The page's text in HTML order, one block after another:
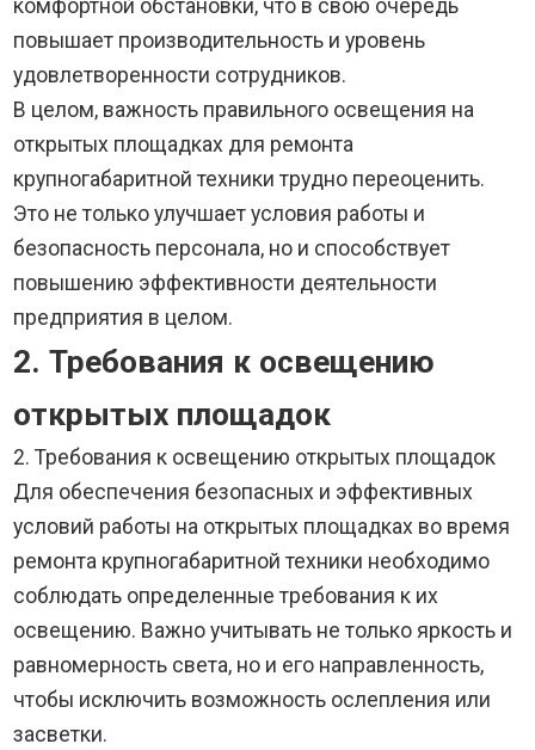
комфортной обстановки, что в свою очередь
повышает производительность и уровень
удовлетворенности сотрудников.
В целом, важность правильного освещения на
открытых площадках для ремонта
крупногабаритной техники трудно переоценить.
Это не только улучшает условия работы и
безопасность персонала, но и способствует
повышению эффективности деятельности
предприятия в целом.
2. Требования к освещению
открытых площадок
2. Требования к освещению открытых площадок
Для обеспечения безопасных и эффективных
условий работы на открытых площадках во время
ремонта крупногабаритной техники необходимо
соблюдать определенные требования к их
освещению. Важно учитывать не только яркость и
равномерность света, но и его направленность,
чтобы исключить возможность ослепления или
засветки.